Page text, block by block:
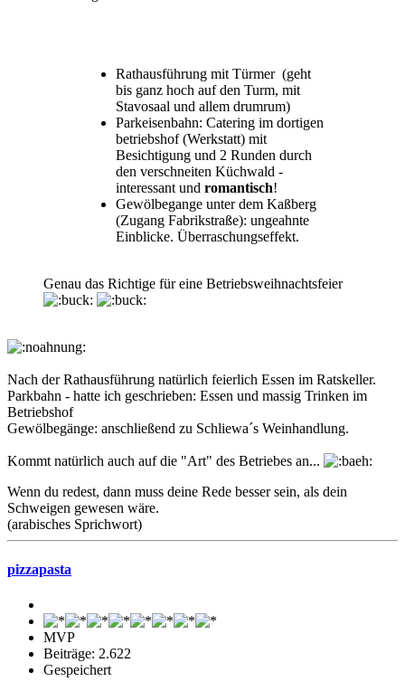
Rathausführung mit Türmer (geht
bis ganz hoch auf den Turm, mit
Stavosaal und allem drumrum)
Parkeisenbahn: Catering im dortigen
betriebshof (Werkstatt) mit
Besichtigung und 2 Runden durch
den verschneiten Küchwald -
interessant und romantisch!
Gewölbegange unter dem Kaßberg
(Zugang Fabrikstraße): ungeahnte
Einblicke. Überraschungseffekt.
Genau das Richtige für eine Betriebsweihnachtsfeier
Nach der Rathausführung natürlich feierlich Essen im Ratskeller.
Parkbahn - hatte ich geschrieben: Essen und massig Trinken im
Betriebshof
Gewölbegänge: anschließend zu Schliewa´s Weinhandlung.
Kommt natürlich auch auf die "Art" des Betriebes an...
Wenn du redest, dann muss deine Rede besser sein, als dein
Schweigen gewesen wäre.
(arabisches Sprichwort)
pizzapasta
MVP
Beiträge: 2.622
Gespeichert